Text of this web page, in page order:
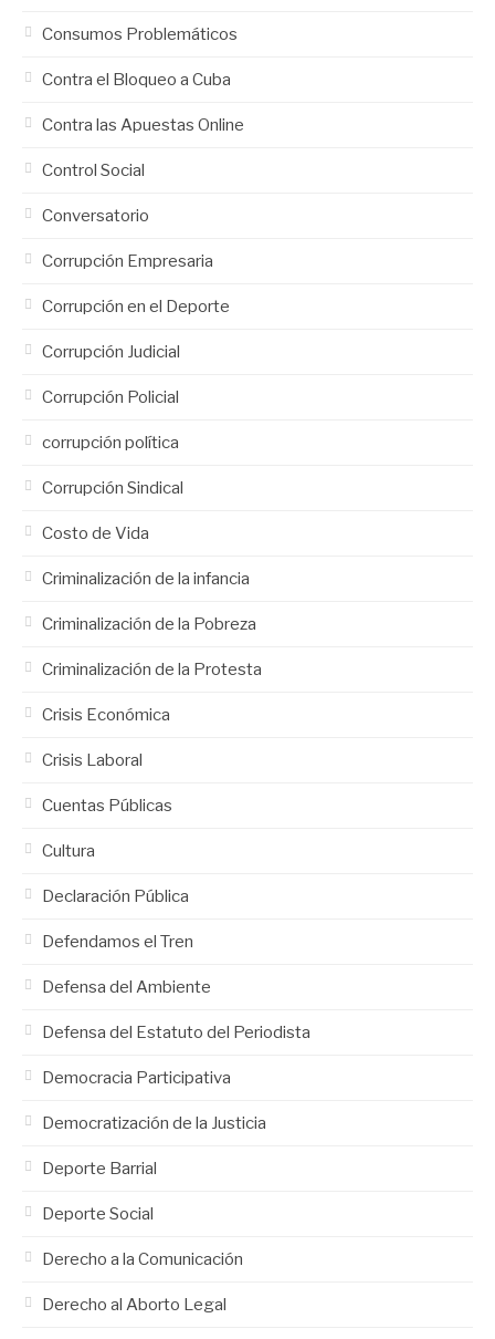
Consumos Problemáticos
Contra el Bloqueo a Cuba
Contra las Apuestas Online
Control Social
Conversatorio
Corrupción Empresaria
Corrupción en el Deporte
Corrupción Judicial
Corrupción Policial
corrupción política
Corrupción Sindical
Costo de Vida
Criminalización de la infancia
Criminalización de la Pobreza
Criminalización de la Protesta
Crisis Económica
Crisis Laboral
Cuentas Públicas
Cultura
Declaración Pública
Defendamos el Tren
Defensa del Ambiente
Defensa del Estatuto del Periodista
Democracia Participativa
Democratización de la Justicia
Deporte Barrial
Deporte Social
Derecho a la Comunicación
Derecho al Aborto Legal